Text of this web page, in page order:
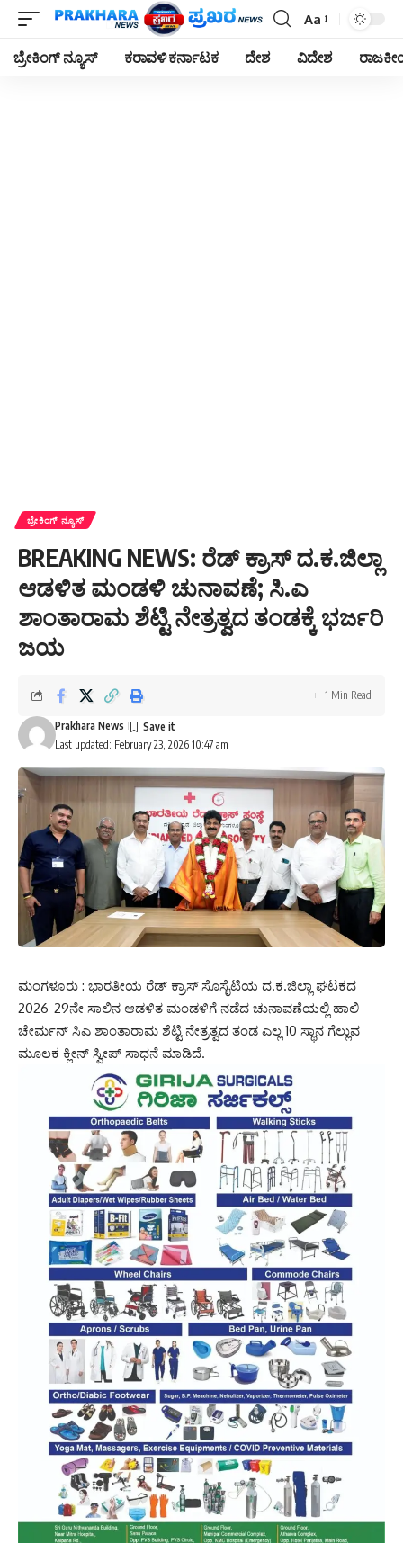
Font
Resizer
Aa
ಬ್ರೇಕಿಂಗ್ ನ್ಯೂಸ್ ಕರಾವಳಿ ಕರ್ನಾಟಕ ದೇಶ ವಿದೇಶ
ಬ್ರೇಕಿಂಗ್ ನ್ಯೂಸ್
BREAKING NEWS: ರೆಡ್ ಕ್ರಾಸ್ ದ.ಕ.ಜಿಲ್ಲಾ
ಆಡಳಿತ ಮಂಡಳಿ ಚುನಾವಣೆ; ಸಿ.ಎ
ಶಾಂತಾರಾಮ ಶೆಟ್ಟಿ ನೇತ್ರತ್ವದ ತಂಡಕ್ಕೆ ಭರ್ಜರಿ
ಜಯ
Last updated: February 23, 2026 10:47 am
Prakhara News
1 Min Read
ಮಂಗಳೂರು : ಭಾರತೀಯ ರೆಡ್ ಕ್ರಾಸ್ ಸೊಸೈಟಿಯ ದ.ಕ.ಜಿಲ್ಲಾ ಘಟಕದ
2026-29ನೇ ಸಾಲಿನ ಆಡಳಿತ ಮಂಡಳಿಗೆ ನಡೆದ ಚುನಾವಣೆಯಲ್ಲಿ ಹಾಲಿ
ಚೇರ್ಮನ್ ಸಿಎ ಶಾಂತಾರಾಮ ಶೆಟ್ಟಿ ನೇತ್ರತ್ವದ ತಂಡ ಎಲ್ಲ 10 ಸ್ಥಾನ ಗೆಲ್ಲುವ
ಮೂಲಕ ಕ್ಲೀನ್ ಸ್ವೀಪ್ ಸಾಧನೆ ಮಾಡಿದೆ.